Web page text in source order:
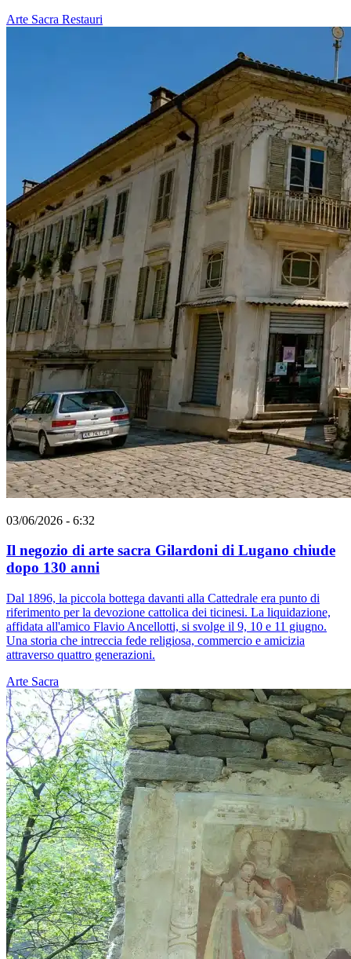
Arte Sacra Restauri
03/06/2026 - 6:32
Il negozio di arte sacra Gilardoni di Lugano chiude
dopo 130 anni
Dal 1896, la piccola bottega davanti alla Cattedrale era punto di
riferimento per la devozione cattolica dei ticinesi. La liquidazione,
affidata all'amico Flavio Ancellotti, si svolge il 9, 10 e 11 giugno.
Una storia che intreccia fede religiosa, commercio e amicizia
attraverso quattro generazioni.
Arte Sacra